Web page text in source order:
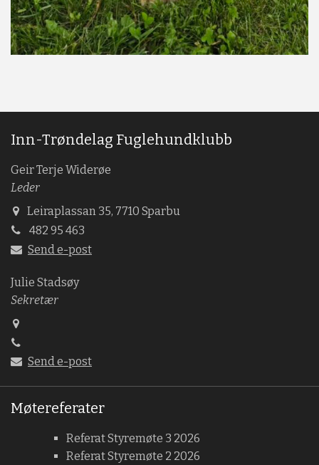
Inn-Trøndelag Fuglehundklubb
Geir Terje Widerøe
Leder
Leiraplassan 35, 7710 Sparbu
482 95 463
Send e-post
Julie Stadsøy
Sekretær
Send e-post
Møtereferater
Referat Styremøte 3 2026
Referat Styremøte 2 2026